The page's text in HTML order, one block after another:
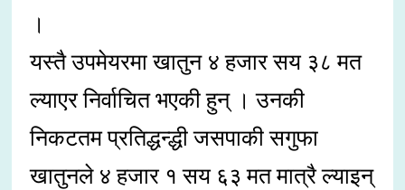
।
यस्तै उपमेयरमा खातुन ४ हजार सय ३८ मत
ल्याएर निर्वाचित भएकी हुन् । उनकी
निकटतम प्रतिद्धन्द्धी जसपाकी सगुफा
खातुनले ४ हजार १ सय ६३ मत मात्रै ल्याइन्